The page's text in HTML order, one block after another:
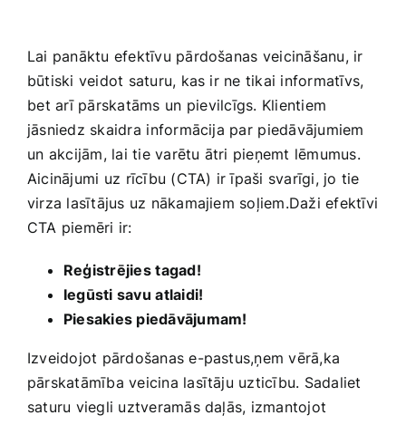
Lai panāktu efektīvu pārdošanas ⁢veicināšanu, ir‌
būtiski veidot saturu,‍ kas ir ne tikai informatīvs,
⁢bet arī pārskatāms ⁢un ⁢pievilcīgs. Klientiem
jāsniedz skaidra⁣ informācija ‌par ⁢piedāvājumiem ​
un⁤ akcijām, lai tie varētu ātri pieņemt lēmumus.⁢
Aicinājumi ⁣uz rīcību (CTA)​ ir īpaši svarīgi, jo tie
virza lasītājus uz nākamajiem soļiem.Daži efektīvi
‍CTA piemēri ir:
Reģistrējies⁣ tagad!
Iegūsti savu ⁢atlaidi!
Piesakies piedāvājumam!
Izveidojot ​pārdošanas e-pastus,ņem vērā,ka
pārskatāmība veicina lasītāju uzticību. Sadaliet
saturu viegli ​uztveramās daļās, izmantojot